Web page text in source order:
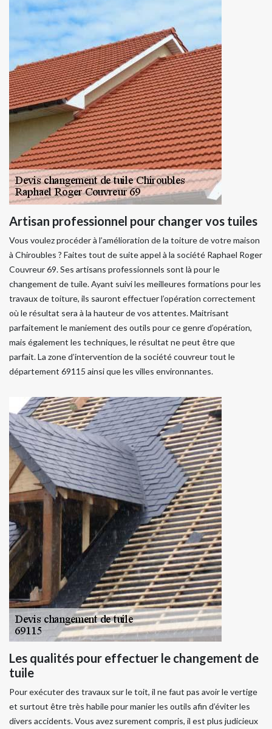
Artisan professionnel pour changer vos tuiles
Vous voulez procéder à l’amélioration de la toiture de votre maison
à Chiroubles ? Faites tout de suite appel à la société Raphael Roger
Couvreur 69. Ses artisans professionnels sont là pour le
changement de tuile. Ayant suivi les meilleures formations pour les
travaux de toiture, ils sauront effectuer l’opération correctement
où le résultat sera à la hauteur de vos attentes. Maitrisant
parfaitement le maniement des outils pour ce genre d’opération,
mais également les techniques, le résultat ne peut être que
parfait. La zone d’intervention de la société couvreur tout le
département 69115 ainsi que les villes environnantes.
Les qualités pour effectuer le changement de
tuile
Pour exécuter des travaux sur le toit, il ne faut pas avoir le vertige
et surtout être très habile pour manier les outils afin d’éviter les
divers accidents. Vous avez surement compris, il est plus judicieux